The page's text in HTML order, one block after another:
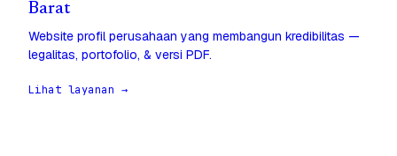
Barat
Website profil perusahaan yang membangun kredibilitas —
legalitas, portofolio, & versi PDF.
Lihat layanan →